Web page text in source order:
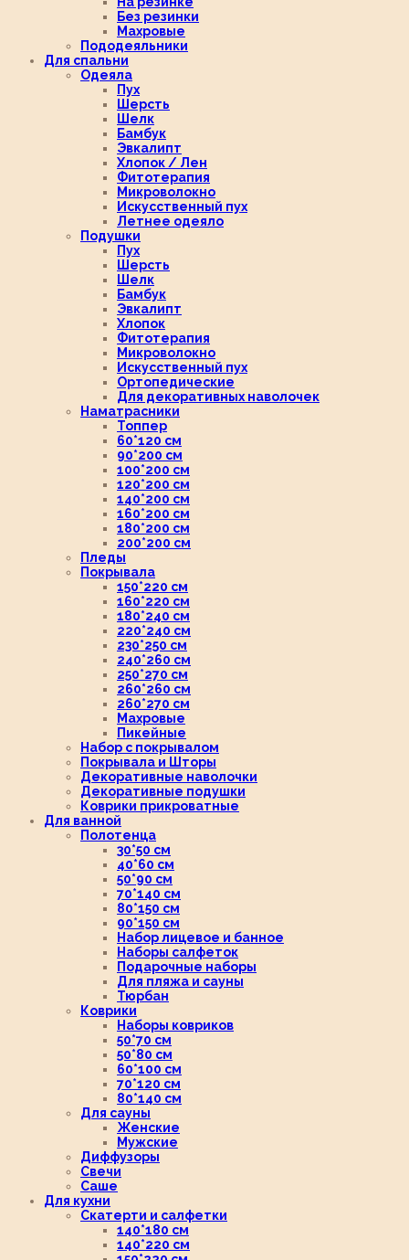
Без резинки
Махровые
Пододеяльники
Для спальни
Одеяла
Пух
Шерсть
Шелк
Бамбук
Эвкалипт
Хлопок / Лен
Фитотерапия
Микроволокно
Искусственный пух
Летнее одеяло
Подушки
Пух
Шерсть
Шелк
Бамбук
Эвкалипт
Хлопок
Фитотерапия
Микроволокно
Искусственный пух
Ортопедические
Для декоративных наволочек
Наматрасники
Топпер
60*120 см
90*200 см
100*200 см
120*200 см
140*200 см
160*200 см
180*200 см
200*200 см
Пледы
Покрывала
150*220 см
160*220 см
180*240 см
220*240 см
230*250 см
240*260 см
250*270 см
260*260 см
260*270 см
Махровые
Пикейные
Набор с покрывалом
Покрывала и Шторы
Декоративные наволочки
Декоративные подушки
Коврики прикроватные
Для ванной
Полотенца
30*50 см
40*60 см
50*90 см
70*140 см
80*150 см
90*150 см
Набор лицевое и банное
Наборы салфеток
Подарочные наборы
Для пляжа и сауны
Тюрбан
Коврики
Наборы ковриков
50*70 см
50*80 см
60*100 см
70*120 см
80*140 см
Для сауны
Женские
Мужские
Диффузоры
Свечи
Саше
Для кухни
Скатерти и салфетки
140*180 см
140*220 см